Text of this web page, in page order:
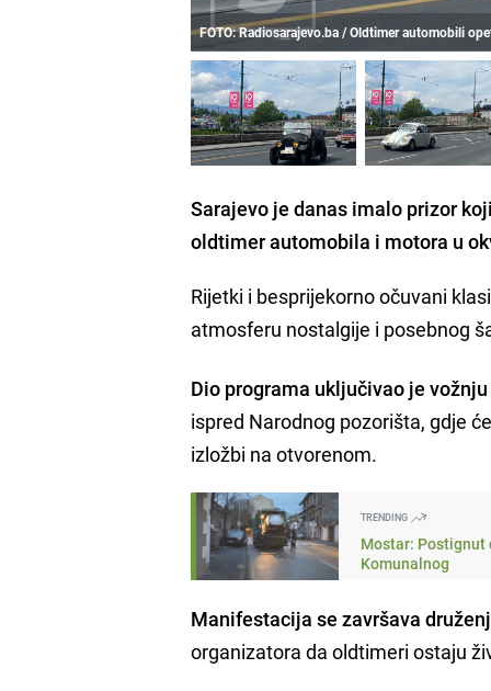
FOTO: Radiosarajevo.ba / Oldtimer automobili
Sarajevo je danas imalo prizor
oldtimer automobila i motora u
Rijetki i besprijekorno očuvani
atmosferu nostalgije i posebnog
Dio programa uključivao je
ispred Narodnog pozorišta, gdje
izložbi na otvorenom.
TRENDING
Mostar: Postignut
Komunalnog
Manifestacija se završava
organizatora da oldtimeri ostaju